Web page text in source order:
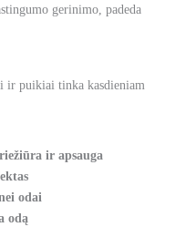
gerinimo, padeda
ir puikiai tinka kasdieniam
ir apsauga
odai
odą